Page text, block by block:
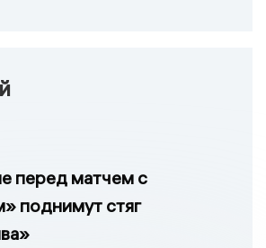
перед матчем с
поднимут стяг